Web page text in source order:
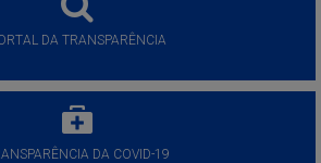
DA TRANSPARÊNCIA
DA COVID-19